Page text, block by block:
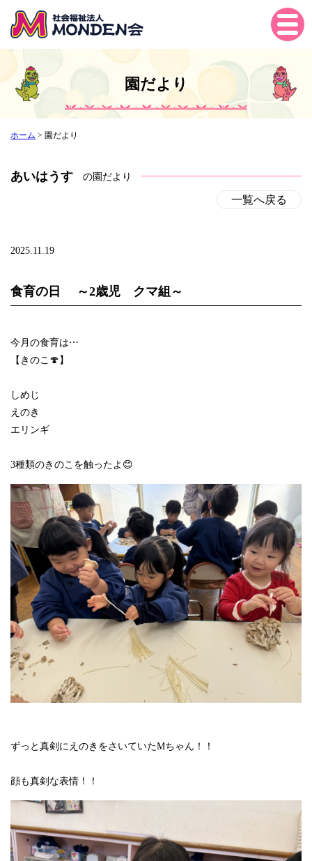
Tog
gle
gati
on
園だより
ホーム > 園だより
あいはうす の園だより
一覧へ戻る
2025.11.19
食育の日 ～2歳児 クマ組～
今月の食育は⋯
【きのこ🍄】
しめじ
えのき
エリンギ
3種類のきのこを触ったよ😊
ずっと真剣にえのきをさいていたMちゃん！！
顔も真剣な表情！！